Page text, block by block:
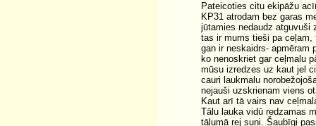
Pateicoties citu ekipāžu
KP31 atrodam bez garas
jūtamies nedaudz atguvuši
tas ir mums tieši pa ceļam,
gan ir neskaidrs- apmēram
ko nenoskriet gar ceļmalu
mūsu izredzes uz kaut jel
cauri laukmalu
nejauši uzskrienam viens
Kaut arī tā vairs nav
Tālu lauka vidū redzamas
tālumā rej suņi. Šaubīgi